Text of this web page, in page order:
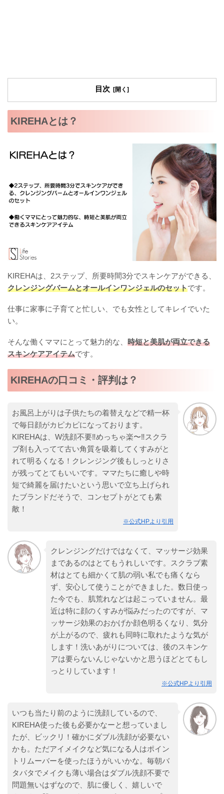
目次
KIREHAとは？
KIREHAは、2ステップ、所要時間3分でスキンケアができる、
クレンジングバームとオールインワンジェルのセットです。
仕事に家事に子育てと忙しい、でも女性としてキレイでいた
い。
そんな働くママにとって魅力的な、 時短と美肌が両立できる
スキンケアアイテムです。
KIREHAの口コミ・評判は？
お風呂上がりは子供たちの着替えなどで精一杯
で毎日顔がカピカピになっております。
KIREHAは、W洗顔不要‼︎めっちゃ楽〜‼︎スクラ
ブ剤も入ってて古い角質を吸着してくすみがと
れて明るくなる！クレンジング後もしっとりさ
が残ってとてもいいです。ママたちに癒しや時
短で綺麗を届けたいという思いで立ち上げられ
たブランドだそうで、コンセプトがとても素
敵！
※公式HPより引用
クレンジングだけではなくて、マッサージ効果
まであるのはとてもうれしいです。スクラブ素
材はとても細かくて肌の弱い私でも痛くなら
ず、安心して使うことができました。数日使っ
た今でも、肌荒れなどは起こっていません。最
近は特に顔のくすみが悩みだったのですが、マ
ッサージ効果のおかげか顔色明るくなり、気分
が上がるので、疲れも同時に取れたような気が
します！洗いあがりについては、後のスキンケ
アは要らないんじゃないかと思うほどとてもし
っとりしています！
※公式HPより引用
いつも当たり前のように洗顔しているので、
KIREHA使った後も必要かなーと想っていまし
たが、ビックリ！確かにダブル洗顔が必要ない
かも。ただアイメイクなど気になる人はポイン
トリムーバーを使ったほうがいいかな。毎朝バ
タバタでメイクも薄い場合はダブル洗顔不要で
問題無いはずなので、肌に優しく、嬉しいで